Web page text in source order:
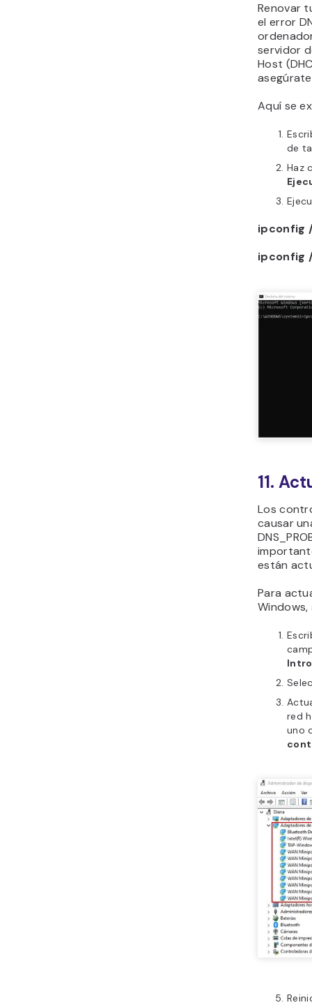
Renovar
el error
servidor
Host
Aquí se
de
Haz
ipconfig
ipconfig
11.
Los
causar
están
Para
Intro
red
uno